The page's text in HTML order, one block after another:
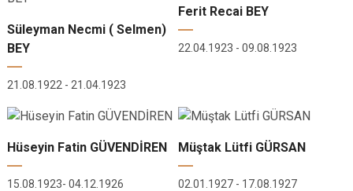
Süleyman Necmi ( Selmen)
BEY
21.08.1922 - 21.04.1923
Ferit Recai BEY
22.04.1923 - 09.08.1923
Hüseyin Fatin GÜVENDİREN
15.08.1923- 04.12.1926
Müştak Lütfi GÜRSAN
02.01.1927 - 17.08.1927